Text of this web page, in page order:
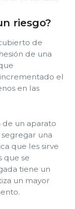
riesgo?
de
de una
el
en las
de un aparato
una
que les sirve
que se
tiene un
un mayor